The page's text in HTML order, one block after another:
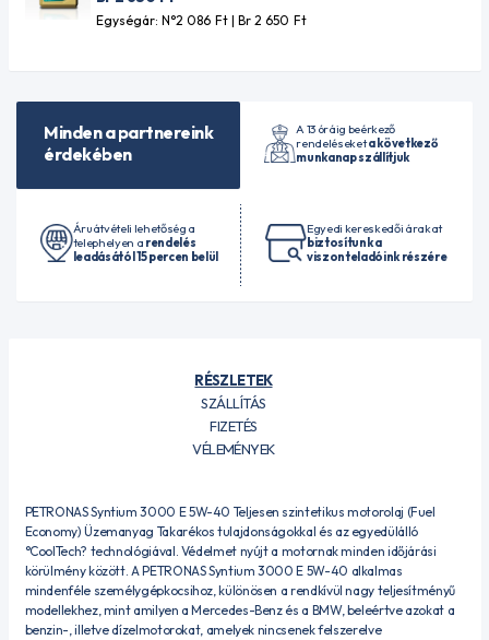
Egységár: N°2 086 Ft| Br 2 650 Ft
Minden a partnereink
érdekében
A 13 óráig beérkező
rendeléseketa következő
munkanap szállítjuk
Áruátvételi lehetőség a
telephelyen a rendelés
leadásától 15 percen belül
Egyedi kereskedői árakat
biztosítunk a
viszonteladóink részére
RÉSZLETEK
SZÁLLÍTÁS
FIZETÉS
VÉLEMÉNYEK
PETRONAS Syntium 3000 E 5W-40 Teljesen szintetikus motorolaj (Fuel
Economy) Üzemanyag Takarékos tulajdonságokkal és az egyedülálló
°CoolTech? technológiával. Védelmet nyújt a motornak minden időjárási
körülmény között. A PETRONAS Syntium 3000 E 5W-40 alkalmas
mindenféle személygépkocsihoz, különösen a rendkívül nagy teljesítményű
modellekhez, mint amilyen a Mercedes-Benz és a BMW, beleértve azokat a
benzin-, illetve dízelmotorokat, amelyek nincsenek felszerelve